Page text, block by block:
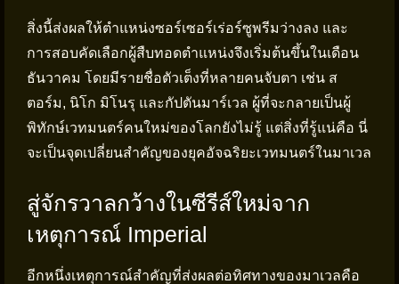
สิ่งนี้ส่งผลให้ตำแหน่งซอร์เซอร์เร่อร์ซูพรีมว่างลง และ
การสอบคัดเลือกผู้สืบทอดตำแหน่งจึงเริ่มต้นขึ้นในเดือน
ธันวาคม โดยมีรายชื่อตัวเต็งที่หลายคนจับตา เช่น ส
ตอร์ม, นิโก มิโนรุ และกัปตันมาร์เวล ผู้ที่จะกลายเป็นผู้
พิทักษ์เวทมนตร์คนใหม่ของโลกยังไม่รู้ แต่สิ่งที่รู้แน่คือ นี่
จะเป็นจุดเปลี่ยนสำคัญของยุคอัจฉริยะเวทมนตร์ในมาเวล
สู่จักรวาลกว้างในซีรีส์ใหม่จาก
เหตุการณ์ Imperial
อีกหนึ่งเหตุการณ์สำคัญที่ส่งผลต่อทิศทางของมาเวลคือ